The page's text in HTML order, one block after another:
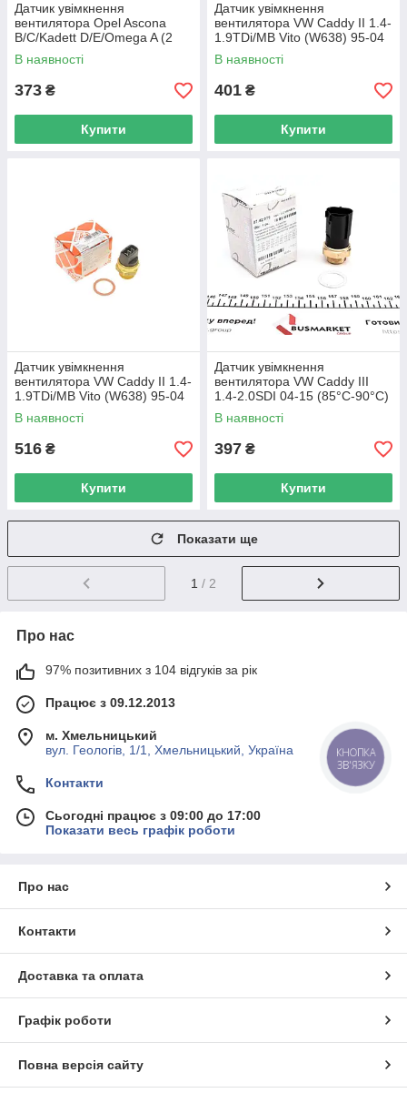
Датчик увімкнення
вентилятора Opel Ascona
B/C/Kadett D/E/Omega A (2
конт.) (100-95°C) FEBI
BILSTEIN 03079 UA62
В наявності
373 ₴
Купити
Датчик увімкнення
вентилятора VW Caddy II 1.4-
1.9TDi/MB Vito (W638) 95-04
(3 конт.) (102-92/95-
07.42.015 UA62
В наявності
401 ₴
Купити
Датчик увімкнення
вентилятора VW Caddy II 1.4-
1.9TDi/MB Vito (W638) 95-04
(3 конт.) (102-92/95-84°C
01528 UA62
В наявності
516 ₴
Купити
Датчик увімкнення
вентилятора VW Caddy III
1.4-2.0SDI 04-15 (85°C-90°C)
TRUCKTEC AUTOMOTIVE
07.42.079 UA62
В наявності
397 ₴
Купити
Показати ще
1 / 2
Про нас
97% позитивних з 104 відгуків за рік
Працює з 09.12.2013
м. Хмельницький
вул. Геологів, 1/1, Хмельницький, Україна
Контакти
Сьогодні працює з 09:00 до 17:00
Показати весь графік роботи
Про нас
Контакти
Доставка та оплата
Графік роботи
Повна версія сайту
КНОПКА
ЗВ'ЯЗКУ